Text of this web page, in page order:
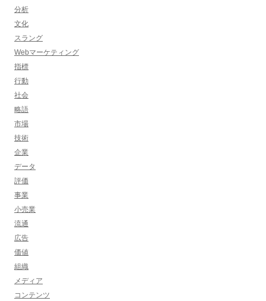
分析
文化
スラング
Webマーケティング
指標
行動
社会
略語
市場
技術
企業
データ
評価
事業
小売業
流通
広告
価値
組織
メディア
コンテンツ